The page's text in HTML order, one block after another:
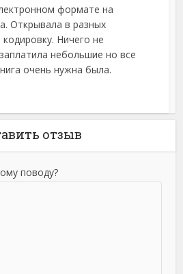
формате на
Открывала в разных
Ничего не
небольшие но все
очень нужна была.
отзыв
поводу?